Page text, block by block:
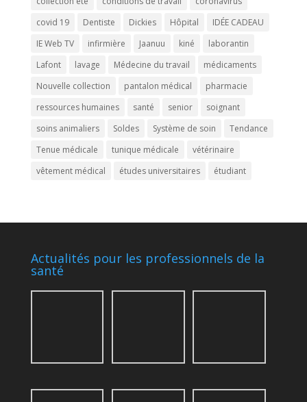
covid 19
Dentiste Dickies Hôpital
IDÉE CADEAU
IE Web TV
infirmière Jaanuu kiné
laborantin
Lafont
lavage Médecine du travail
médicaments
Nouvelle collection
pantalon médical
pharmacie
ressources humaines
santé senior
soignant
soins animaliers
Soldes Système de soin
Tendance
Tenue médicale
tunique médicale
vétérinaire
vêtement médical
études universitaires étudiant
Actualités pour les professionnels de la
santé